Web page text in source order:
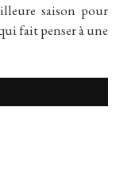
saison pour
fait penser à une